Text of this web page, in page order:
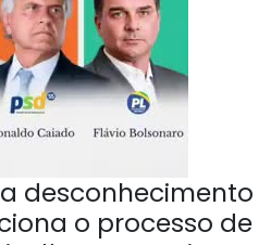
desconhecimento
o processo de